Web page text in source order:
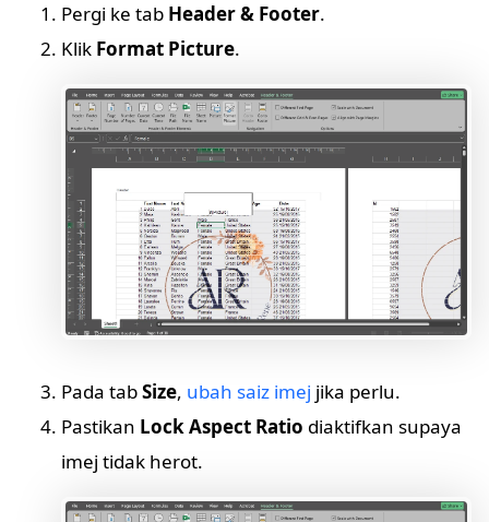
Pergi ke tab Header & Footer.
Klik Format Picture.
Pada tabSize, ubah saiz imej jika perlu.
Pastikan Lock Aspect Ratio diaktifkan supaya
imej tidak herot.